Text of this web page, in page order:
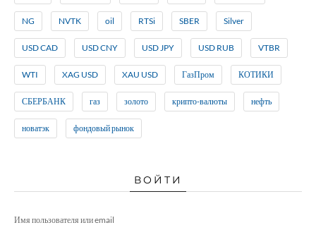
NG NVTK oil RTSi SBER Silver
USD CAD USD CNY USD JPY USD RUB VTBR
WTI XAG USD XAU USD ГазПром КОТИКИ
СБЕРБАНК газ золото крипто-валюты нефть
новатэк фондовый рынок
ВОЙТИ
Имя пользователя или email